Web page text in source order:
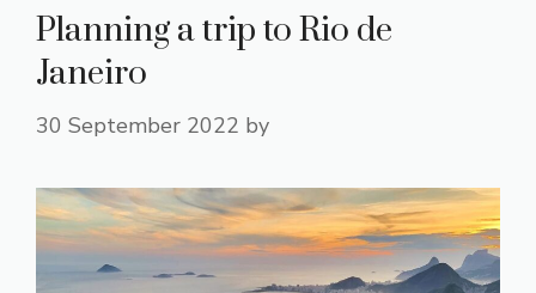
Planning a trip to Rio de
Janeiro
30 September 2022 by